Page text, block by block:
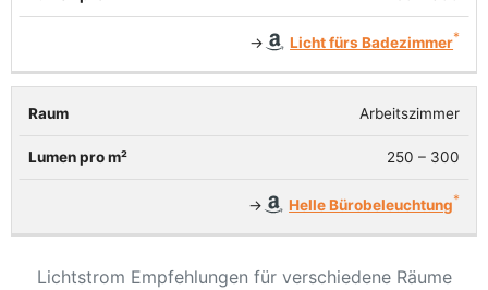
→ Licht fürs Badezimmer
Arbeitszimmer
250 – 300
→ Helle Bürobeleuchtung
Lichtstrom Empfehlungen für verschiedene Räume